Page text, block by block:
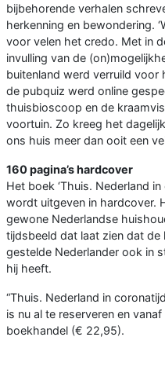
bijbehorende verhalen
herkenning en bewondering.
voor velen het credo. Met in
invulling van de
buitenland werd verruild voor
de pubquiz werd online
thuisbioscoop en de
voortuin. Zo kreeg het
ons huis meer dan ooit een
160 pagina’s hardcover
Het boek ‘Thuis. Nederland
wordt uitgeven in hardcover.
gewone Nederlandse
tijdsbeeld dat laat zien dat
gestelde Nederlander ook in
hij heeft.
“Thuis. Nederland in
is nu al te reserveren en
boekhandel (€ 22,95).